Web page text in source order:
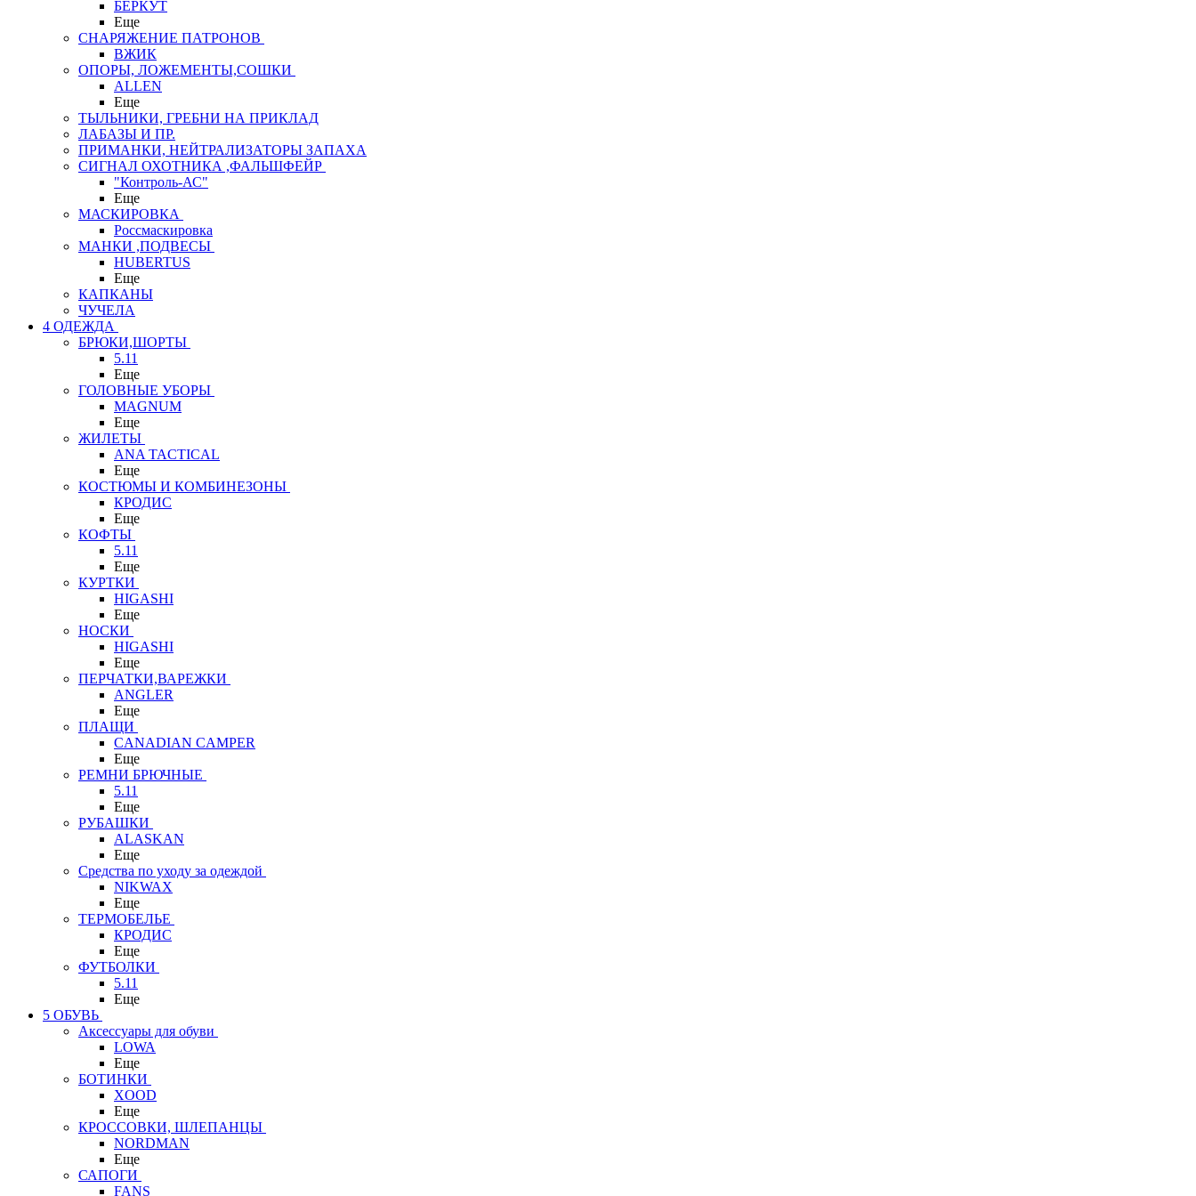
БЕРКУТ
Еще
СНАРЯЖЕНИЕ ПАТРОНОВ
ВЖИК
ОПОРЫ, ЛОЖЕМЕНТЫ,СОШКИ
ALLEN
Еще
ТЫЛЬНИКИ, ГРЕБНИ НА ПРИКЛАД
ЛАБАЗЫ И ПР.
ПРИМАНКИ, НЕЙТРАЛИЗАТОРЫ ЗАПАХА
СИГНАЛ ОХОТНИКА ,ФАЛЬШФЕЙР
"Контроль-АС"
Еще
МАСКИРОВКА
Россмаскировка
МАНКИ ,ПОДВЕСЫ
HUBERTUS
Еще
КАПКАНЫ
ЧУЧЕЛА
4 ОДЕЖДА
БРЮКИ,ШОРТЫ
5.11
Еще
ГОЛОВНЫЕ УБОРЫ
MAGNUM
Еще
ЖИЛЕТЫ
ANA TACTICAL
Еще
КОСТЮМЫ И КОМБИНЕЗОНЫ
КРОДИС
Еще
КОФТЫ
5.11
Еще
КУРТКИ
HIGASHI
Еще
НОСКИ
HIGASHI
Еще
ПЕРЧАТКИ,ВАРЕЖКИ
ANGLER
Еще
ПЛАЩИ
CANADIAN CAMPER
Еще
РЕМНИ БРЮЧНЫЕ
5.11
Еще
РУБАШКИ
ALASKAN
Еще
Средства по уходу за одеждой
NIKWAX
Еще
ТЕРМОБЕЛЬЕ
КРОДИС
Еще
ФУТБОЛКИ
5.11
Еще
5 ОБУВЬ
Аксессуары для обуви
LOWA
Еще
БОТИНКИ
XOOD
Еще
КРОССОВКИ, ШЛЕПАНЦЫ
NORDMAN
Еще
САПОГИ
FANS